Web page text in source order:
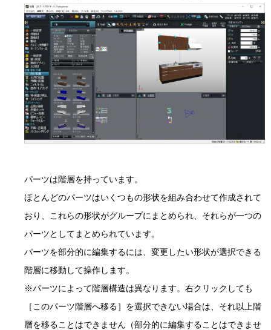
パーツは階層を持っています。
ほとんどのパーツはいくつもの形状を組み合わせて作成されて
おり、これらの形状がグループにまとめられ、それらが一つの
パーツとしてまとめられています。
パーツを部分的に編集するには、変更したい形状が選択できる
階層に移動して操作します。
※パーツによって階層構造は異なります。右クリックしても
［このパーツ階層へ移る］を選択できない場合は、それ以上階
層を移ることはできません（部分的に編集することはできませ